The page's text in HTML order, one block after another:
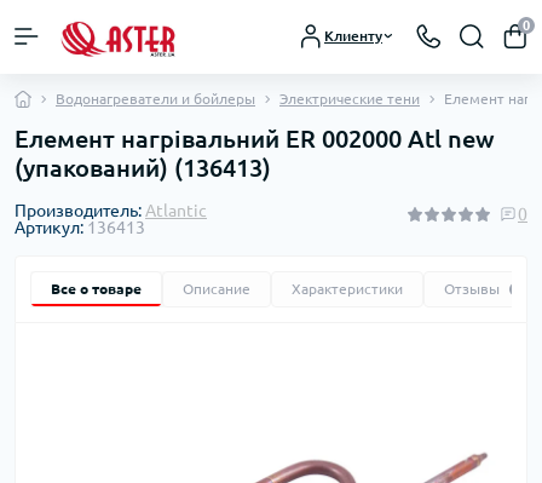
Клиенту
0
Водонагреватели и бойлеры Электрические тени Елемент
Елемент нагрівальний ER 002000 Atl new
(упакований) (136413)
Производитель: Atlantic
Артикул: 136413
0
Все о товаре Описание Характеристики Отзывы